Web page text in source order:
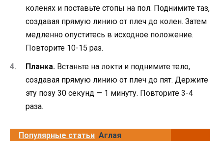
коленях и поставьте стопы на пол. Поднимите таз,
создавая прямую линию от плеч до колен. Затем
медленно опуститесь в исходное положение.
Повторите 10-15 раз.
Планка. Встаньте на локти и поднимите тело,
создавая прямую линию от плеч до пят. Держите
эту позу 30 секунд — 1 минуту. Повторите 3-4
раза.
Популярные статьи Аглая